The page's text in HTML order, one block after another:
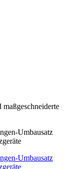
maßgeschneiderte
Umbausatz
Umbausatz